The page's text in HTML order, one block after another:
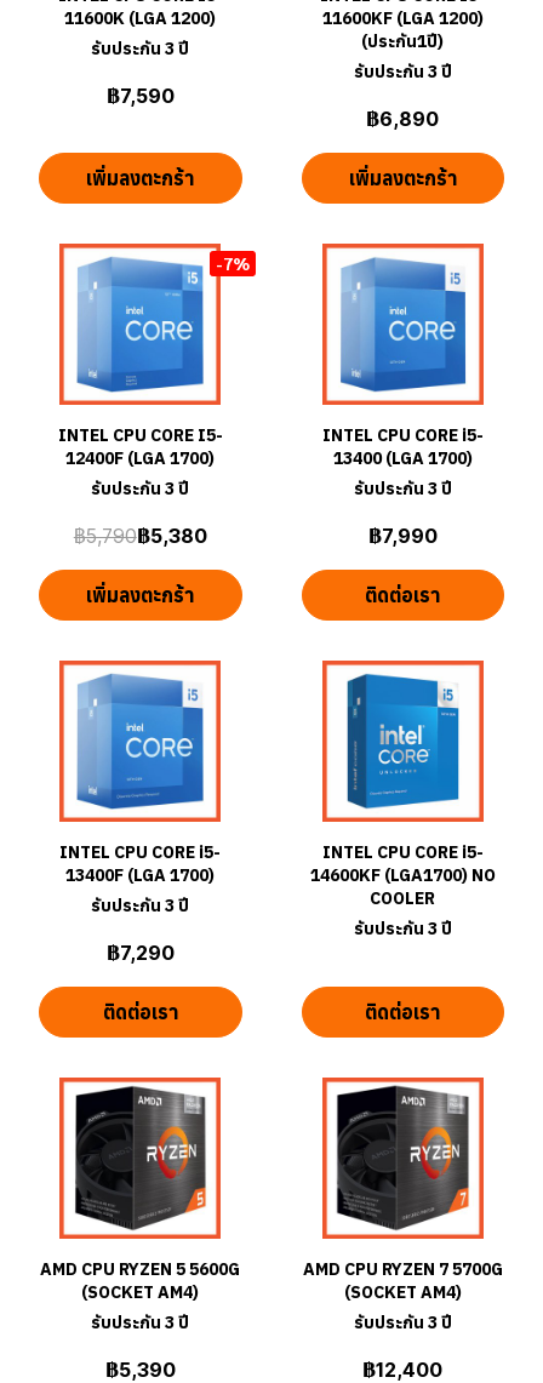
11600K (LGA 1200)
รับประกัน 3 ปี
฿7,590
เพิ่มลงตะกร้า
11600KF (LGA 1200)
(ประกัน1ปี)
รับประกัน 3 ปี
฿6,890
เพิ่มลงตะกร้า
-7%
INTEL CPU CORE I5-
12400F (LGA 1700)
รับประกัน 3 ปี
฿5,790฿5,380
เพิ่มลงตะกร้า
INTEL CPU CORE i5-
13400 (LGA 1700)
รับประกัน 3 ปี
฿7,990
ติดต่อเรา
INTEL CPU CORE i5-
13400F (LGA 1700)
รับประกัน 3 ปี
฿7,290
ติดต่อเรา
INTEL CPU CORE i5-
14600KF (LGA1700) NO
COOLER
รับประกัน 3 ปี
ติดต่อเรา
AMD CPU RYZEN 5 5600G
(SOCKET AM4)
รับประกัน 3 ปี
฿5,390
AMD CPU RYZEN 7 5700G
(SOCKET AM4)
รับประกัน 3 ปี
฿12,400